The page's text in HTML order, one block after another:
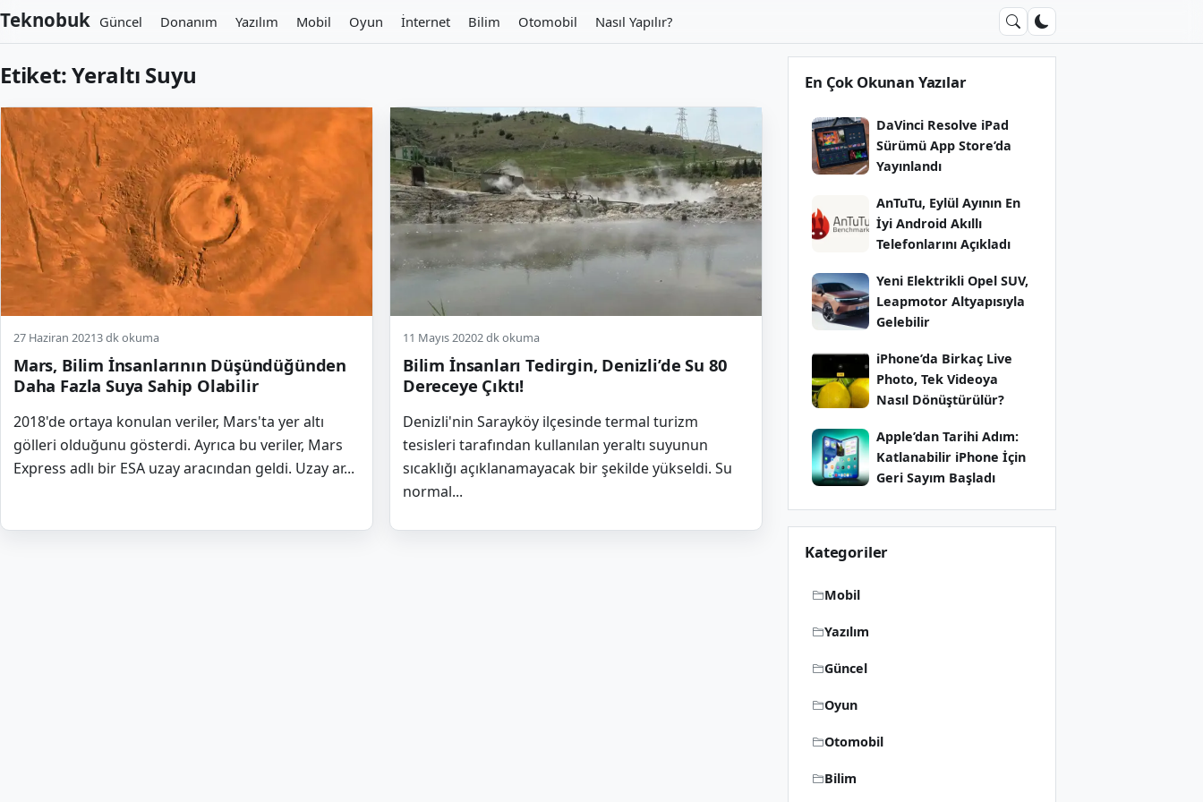
Teknobuk Güncel Donanım Yazılım Mobil Oyun İnternet Bilim Otomobil Nasıl Yapılır?
Etiket:Yeraltı Suyu
27 Haziran 20213 dk okuma
Mars, Bilim İnsanlarının Düşündüğünden
Daha Fazla Suya Sahip Olabilir
2018'de ortaya konulan veriler, Mars'ta yer altı
gölleri olduğunu gösterdi. Ayrıca bu veriler, Mars
Express adlı bir ESA uzay aracından geldi. Uzay ar...
11 Mayıs 20202 dk okuma
Bilim İnsanları Tedirgin, Denizli’de Su 80
Dereceye Çıktı!
Denizli'nin Sarayköy ilçesinde termal turizm
tesisleri tarafından kullanılan yeraltı suyunun
sıcaklığı açıklanamayacak bir şekilde yükseldi. Su
normal...
En Çok Okunan Yazılar
DaVinci Resolve iPad
Sürümü App Store’da
Yayınlandı
AnTuTu, Eylül Ayının En
İyi Android Akıllı
Telefonlarını Açıkladı
Yeni Elektrikli Opel SUV,
Leapmotor Altyapısıyla
Gelebilir
iPhone’da Birkaç Live
Photo, Tek Videoya
Nasıl Dönüştürülür?
Apple’dan Tarihi Adım:
Katlanabilir iPhone İçin
Geri Sayım Başladı
Kategoriler
Mobil
Yazılım
Güncel
Oyun
Otomobil
Bilim